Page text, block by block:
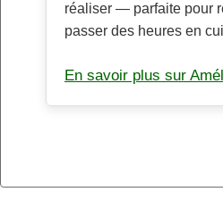
réaliser — parfaite pour
passer des heures en
En savoir plus sur